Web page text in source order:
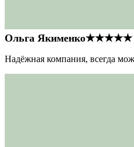
Ольга Якименко★★★★★
Надёжная компания, всегда